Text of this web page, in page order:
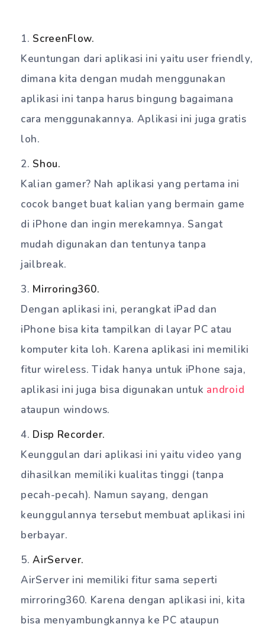
ScreenFlow.
Keuntungan dari aplikasi ini yaitu user friendly,
dimana kita dengan mudah menggunakan
aplikasi ini tanpa harus bingung bagaimana
cara menggunakannya. Aplikasi ini juga gratis
loh.
Shou.
Kalian gamer? Nah aplikasi yang pertama ini
cocok banget buat kalian yang bermain game
di iPhone dan ingin merekamnya. Sangat
mudah digunakan dan tentunya tanpa
jailbreak.
Mirroring360.
Dengan aplikasi ini, perangkat iPad dan
iPhone bisa kita tampilkan di layar PC atau
komputer kita loh. Karena aplikasi ini memiliki
fitur wireless. Tidak hanya untuk iPhone saja,
aplikasi ini juga bisa digunakan untuk android
ataupun windows.
Disp Recorder.
Keunggulan dari aplikasi ini yaitu video yang
dihasilkan memiliki kualitas tinggi (tanpa
pecah-pecah). Namun sayang, dengan
keunggulannya tersebut membuat aplikasi ini
berbayar.
AirServer.
AirServer ini memiliki fitur sama seperti
mirroring360. Karena dengan aplikasi ini, kita
bisa menyambungkannya ke PC ataupun